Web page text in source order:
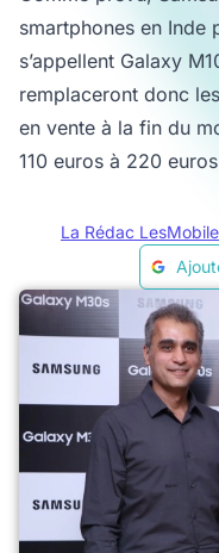
smartphones en Inde
s’appellent Galaxy
remplaceront donc
en vente à la fin du
110 euros à 220
La Rédac